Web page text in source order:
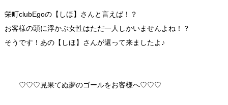
栄町clubEgoの【しほ】さんと言えば！？
お客様の頭に浮かぶ女性はただ一人しかいませんよね！？
そうです！あの【しほ】さんが還って来ましたよ♪
♡♡♡見果てぬ夢のゴールをお客様へ♡♡♡